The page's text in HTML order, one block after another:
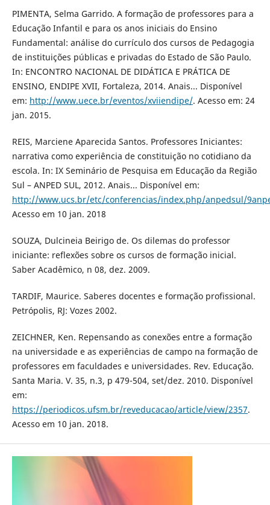
PIMENTA, Selma Garrido. A formação de professores para a
Educação Infantil e para os anos iniciais do Ensino
Fundamental: análise do currículo dos cursos de Pedagogia
de instituições públicas e privadas do Estado de São Paulo.
In: ENCONTRO NACIONAL DE DIDÁTICA E PRÁTICA DE
ENSINO, ENDIPE XVII, Fortaleza, 2014. Anais... Disponível
em: http://www.uece.br/eventos/xviiendipe/. Acesso em: 24
jan. 2015.
REIS, Marciene Aparecida Santos. Professores Iniciantes:
narrativa como experiência de constituição no cotidiano da
escola. In: IX Seminário de Pesquisa em Educação da Região
Sul – ANPED SUL, 2012. Anais... Disponível em:
http://www.ucs.br/etc/conferencias/index.php/anpedsul/
Acesso em 10 jan. 2018
SOUZA, Dulcineia Beirigo de. Os dilemas do professor
iniciante: reflexões sobre os cursos de formação inicial.
Saber Acadêmico, n 08, dez. 2009.
TARDIF, Maurice. Saberes docentes e formação profissional.
Petrópolis, RJ: Vozes 2002.
ZEICHNER, Ken. Repensando as conexões entre a formação
na universidade e as experiências de campo na formação de
professores em faculdades e universidades. Rev. Educação.
Santa Maria. V. 35, n.3, p 479-504, set/dez. 2010. Disponível
em:
https://periodicos.ufsm.br/reveducacao/article/view/2357.
Acesso em 10 jan. 2018.